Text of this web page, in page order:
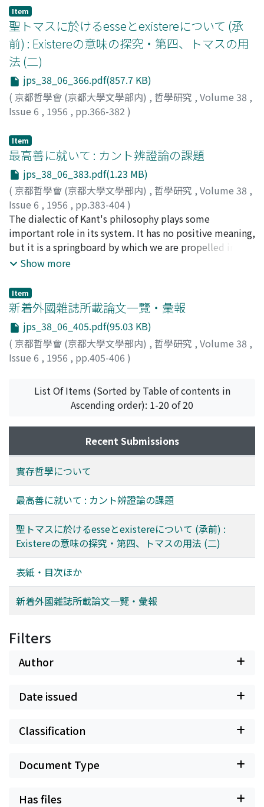
scheint heute diesen Erwartungen zu entsprechen. Denn
den traditionellen klassischen Schulen (Platonismus,
Thomismus, Kantianismus usw.) fehlt wiederum der
Bezug zur historischen Wirklichkeit der Gegenwart. Die
Existenzphilosophie hat mannigfaltige Ursprünge.
Schelling, Kierkegaard, Nietzsche und d e moderne
Phänomenologie sind daran beteiligt. Darum lässt sie
sich nicht durch gemeinsame Thesen de nieren, sondern
durch die Unbedingtheit der jeweiligen Gesinnung, die
wahrscheinlich in einer besonderen Seinserfahrung
begründet ist. Bei Heidegger mag es die Erfahrung der
Endlichkeit des Daseins sein, bei Jaspers die
Brüchigkeit des Seins. In einer die Grundhaltung der
Heideggerschen Philosophie noch immer bejahenden,
aber doch gegen sein konkretes Denken kritischen
Auseinandersetzung erlaube ich mir folgende Einwände
: Die Priorität des Existentiellen vor dem Essentiellen
widerspricht dem menschlichen Denken, das, wenn es
mitteilbar sein will, immer Aussage sein muss und in
Benutzung der Sprache als Vehikel des Denkens bringt
die Philosophie in Gefahr, ihre Mitteilbarkeit zu
verlieren. Sie bliebe an die Zufälligkeit ihrer
Muttersprache gebunden und wäre unübersetzbar.
Übersetzbar sind nicht Worte, sondern Begriffe. Wie im
Positivismus ist die Philosophie der Sprache an die
Weltbegriff in seiner Bezogenheit auf ein Dasein
verstanden als in-der-Welt-sein entspricht mehr dem
Welt eines Bewusstseins überhaupt. Es ist eine mit dem
nicht dem Bewusstsein gegebene Welt. Sie hat endliche
Horizonte und ist durch das Dasein gestimmt. Das
Heideggersche Denken denkt nicht in der Alternative
wahr-falsch, sondern ursprünglich-verfallen.
Ursprünglichkeit aber ist eine Kategorie, die vorläufig
nur in d'eser Philosophie Geltung hat und ist selbst aus
einer historisch-endzeitlichen Situation heraus zu
verstehen. Es ist eine existentielle Kategorie, die nicht
in einer das Existentielle zur Frage stellenden
Diskussion als Kriterium anwendbar ist. Aus einer
mehr mittleren Menschen-und-Daseinsbegriff, in dem
Endlichkeit und Unendlichkeit vereinigt sind. Dass dem
Menschen seine Endlichkeit gegeben ist, macht ihn
sowohl bei Heidegger als auch bei Jaspers und Sartre
zur Offenheit und eine Loslösung von der Endlichkeit
Insbesondere scheint sich darin die Existenzphilosophie
von den Klammern der phänomenologischen Denkweise
Existenzphilosophie nicht entspricht und darum immer
Item
聖トマスに於けるesseとexistereについて (承
前) : Existereの意味の探究・第四、トマスの用
法 (二)
jps_38_06_366.pdf(857.7 KB)
( 京都哲學會 (京都大學文學部内) , 哲學研究 , Volume 38 ,
Issue 6 , 1956 , pp.366-382 )
Item
最高善に就いて : カント辨證論の課題
jps_38_06_383.pdf(1.23 MB)
( 京都哲學會 (京都大學文學部内) , 哲學研究 , Volume 38 ,
Issue 6 , 1956 , pp.383-404)
南澤, 貞美;Minamisawa, Sadami;ミナミサワ, サダミ
The dialectic of Kant's philosophy plays some
important role in its system. It has no positive meaning,
but it is a springboard by which we are propelled into
the higher region. For example, the dialectic in "The
to Freedom. So, we are going to study to what region
from Freedom the dialectic in "The Critique of
Practical Reason" will lead us. The problem of this
dialectic is the highest good--summum bonum--, that
is, the chief good (virtue) and the complete good
(combination of virtue and happiness). The realisation
finite rational being, and the neccessary connection
between virtue and happiness may be realized only
is man's duty to pursue the highest good, the practical
reason must postulate the immortality of the soul and
the existence of God. These postulates have some
reality because of the "superiority of the practical
reason". In this way we are led to find ourselves in the
higher region beyond Freedom. But there must be the
radical self-consciousness of the finiteness of human
reason--not simply in so far as it connects with
sensibility. Otherwise it would be unreasonable to
expect the infinite progress to higher grades of moral
perfection of the soul, and to hope for the kinds of
happiness in due proportion to those grades. The
problem of summum bonum discloses the real nature
consciousness we can understand the neccessary
connection, maintained by the will of god, between
virtue and happiness. The dialectic of the practical
Show more
Item
新着外國雜誌所載論文一覽・彙報
jps_38_06_405.pdf(95.03 KB)
( 京都哲學會 (京都大學文學部内) , 哲學研究 , Volume 38 ,
Issue 6 , 1956 , pp.405-406 )
List Of Items (Sorted by Table of contents in
Ascending order): 1-20 of 20
Recent Submissions
實存哲學について
最高善に就いて : カント辨證論の課題
聖トマスに於けるesseとexistereについて (承前) :
Existereの意味の探究・第四、トマスの用法 (二)
表紙・目次ほか
新着外國雜誌所載論文一覽・彙報
Filters
Author
Date issued
Classification
Document Type
Has files